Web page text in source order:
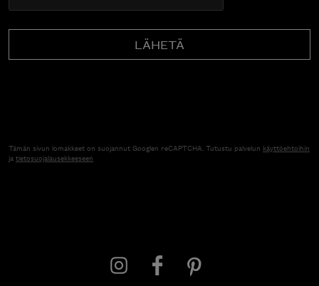
Tämän sivun lomakkeet on suojannut Googlen reCAPTCHA. Tutustu palvelun käyttöehtoihin
jatietosuojalausekkeeseen